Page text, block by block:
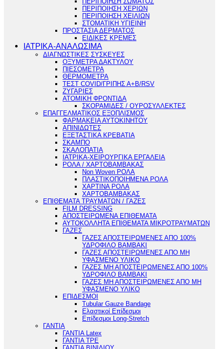
ΠΕΡΙΠΟΙΗΣΗ ΧΕΡΙΩΝ
ΠΕΡΙΠΟΙΗΣΗ ΧΕΙΛΙΩΝ
ΣΤΟΜΑΤΙΚΗ ΥΓΙΕΙΝΗ
ΠΡΟΣΤΑΣΙΑ ΔΕΡΜΑΤΟΣ
ΕΙΔΙΚΕΣ ΚΡΕΜΕΣ
ΙΑΤΡΙΚΑ-ΑΝΑΛΩΣΙΜΑ
ΔΙΑΓΝΩΣΤΙΚΕΣ ΣΥΣΚΕΥΕΣ
ΟΞΥΜΕΤΡΑ ΔΑΚΤΥΛΟΥ
ΠΙΕΣΟΜΕΤΡΑ
ΘΕΡΜΟΜΕΤΡΑ
ΤΕΣΤ COVID/ΓΡΙΠΗΣ Α+Β/RSV
ΖΥΓΑΡΙΕΣ
ΑΤΟΜΙΚΗ ΦΡΟΝΤΙΔΑ
ΣΚΟΡΑΜΙΔΕΣ / ΟΥΡΟΣΥΛΛΕΚΤΕΣ
ΕΠΑΓΓΕΛΜΑΤΙΚΟΣ ΕΞΟΠΛΙΣΜΟΣ
ΦΑΡΜΑΚΕΙΑ ΑΥΤΟΚΙΝΗΤΟΥ
ΑΠΙΝΙΔΩΤΕΣ
ΕΞΕΤΑΣΤΙΚΑ ΚΡΕΒΑΤΙΑ
ΣΚΑΜΠΟ
ΣΚΑΛΟΠΑΤΙΑ
ΙΑΤΡΙΚΑ-ΧΕΙΡΟΥΡΓΙΚΑ ΕΡΓΑΛΕΙΑ
ΡΟΛΑ / ΧΑΡΤΟΒΑΜΒΑΚΑΣ
Non Woven ΡΟΛΑ
ΠΛΑΣΤΙΚΟΠΟΙΗΜΕΝΑ ΡΟΛΑ
ΧΑΡΤΙΝΑ ΡΟΛΑ
ΧΑΡΤΟΒΑΜΒΑΚΑΣ
ΕΠΙΘΕΜΑΤΑ ΤΡΑΥΜΑΤΩΝ / ΓΑΖΕΣ
FILM DRESSING
ΑΠΟΣΤΕΙΡΩΜΕΝΑ ΕΠΙΘΕΜΑΤΑ
ΑΥΤΟΚΟΛΛΗΤΑ ΕΠΙΘΕΜΑΤΑ ΜΙΚΡΟΤΡΑΥΜΑΤΩΝ
ΓΑΖΕΣ
ΓΑΖΕΣ ΑΠΟΣΤΕΙΡΩΜΕΝΕΣ ΑΠΟ 100%
ΥΔΡΟΦΙΛΟ ΒΑΜΒΑΚΙ
ΓΑΖΕΣ ΑΠΟΣΤΕΙΡΩΜΕΝΕΣ ΑΠΟ ΜΗ
ΥΦΑΣΜΕΝΟ ΥΛΙΚΟ
ΓΑΖΕΣ ΜΗ ΑΠΟΣΤΕΙΡΩΜΕΝΕΣ ΑΠΟ 100%
ΥΔΡΟΦΙΛΟ ΒΑΜΒΑΚΙ
ΓΑΖΕΣ ΜΗ ΑΠΟΣΤΕΙΡΩΜΕΝΕΣ ΑΠΟ ΜΗ
ΥΦΑΣΜΕΝΟ ΥΛΙΚΟ
ΕΠΙΔΕΣΜΟΙ
Tubular Gauze Bandage
Ελαστικοί Επίδεσμοι
Επίδεσμοι Long-Stretch
ΓΑΝΤΙΑ
ΓΑΝΤΙΑ Latex
ΓΑΝΤΙΑ TPE